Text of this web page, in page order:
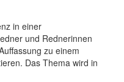
in einer
und Rednerinnen
zu einem
Das Thema wird in